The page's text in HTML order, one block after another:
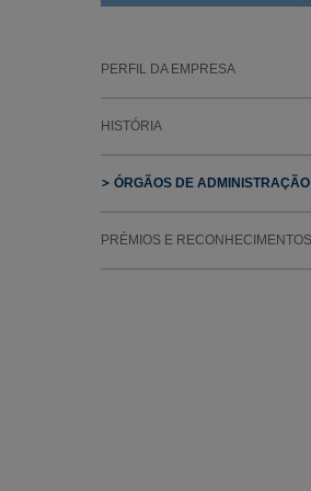
PERFIL DA EMPRESA
HISTÓRIA
ÓRGÃOS DE ADMINISTRAÇÃO
PRÉMIOS E RECONHECIMENTOS